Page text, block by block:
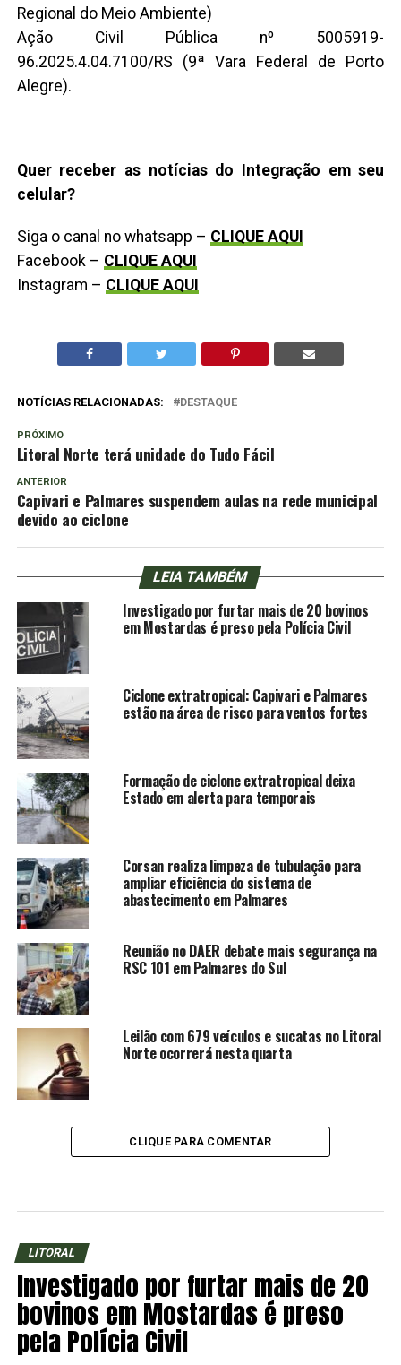
Regional do Meio Ambiente)
Ação Civil Pública nº 5005919-
96.2025.4.04.7100/RS (9ª Vara Federal de Porto
Alegre).
Quer receber as notícias do Integração em seu
celular?
Siga o canal no whatsapp – CLIQUE AQUI
Facebook – CLIQUE AQUI
Instagram – CLIQUE AQUI
NOTÍCIAS RELACIONADAS: DESTAQUE
PRÓXIMO
Litoral Norte terá unidade do Tudo Fácil
ANTERIOR
Capivari e Palmares suspendem aulas na rede municipal
devido ao ciclone
LEIA TAMBÉM
Investigado por furtar mais de 20 bovinos
em Mostardas é preso pela Polícia Civil
Ciclone extratropical: Capivari e Palmares
estão na área de risco para ventos fortes
Formação de ciclone extratropical deixa
Estado em alerta para temporais
Corsan realiza limpeza de tubulação para
ampliar eficiência do sistema de
abastecimento em Palmares
Reunião no DAER debate mais segurança na
RSC 101 em Palmares do Sul
Leilão com 679 veículos e sucatas no Litoral
Norte ocorrerá nesta quarta
CLIQUE PARA COMENTAR
LITORAL
Investigado por furtar mais de 20
bovinos em Mostardas é preso
pela Polícia Civil